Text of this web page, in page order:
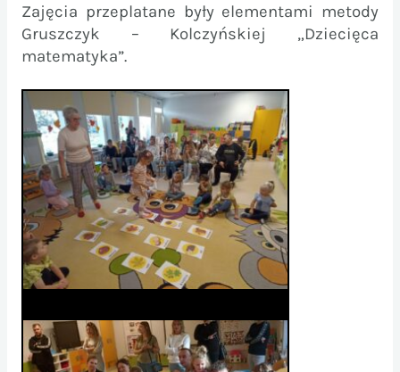
Zajęcia przeplatane były elementami metody
Gruszczyk – Kolczyńskiej „Dziecięca
matematyka”.